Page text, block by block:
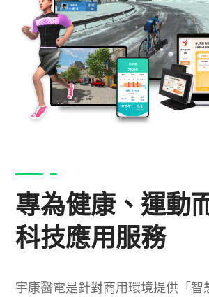
專為健康、運動
科技應用服務
宇康醫電是針對商用環境提供「智